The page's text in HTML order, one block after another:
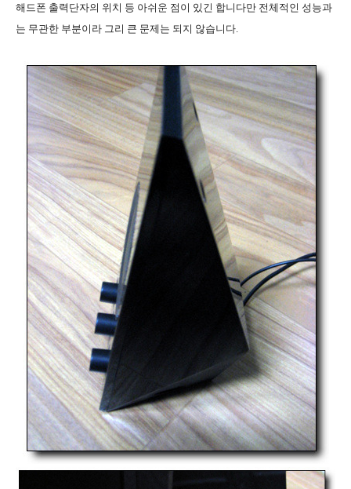
해드폰 출력단자의 위치 등 아쉬운 점이 있긴 합니다만 전체적인 성능과
는 무관한 부분이라 그리 큰 문제는 되지 않습니다.